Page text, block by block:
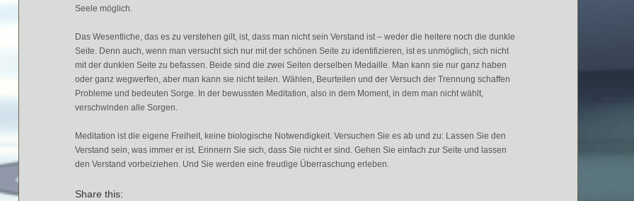
Seele möglich.
Das Wesentliche, das es zu verstehen gilt, ist, dass man nicht sein Verstand ist–weder die heitere noch die dunkle
Seite. Denn auch, wenn man versucht sich nur mit der schönen Seite zu identifizieren, ist es unmöglich, sich nicht
mit der dunklen Seite zu befassen. Beide sind die zwei Seiten derselben Medaille. Man kann sie nur ganz haben
oder ganz wegwerfen, aber man kann sie nicht teilen.Wählen, Beurteilen und der Versuch der Trennung schaffen
Probleme und bedeuten Sorge. In der bewussten Meditation, also in dem Moment, in dem man nicht wählt,
verschwinden alle Sorgen.
Meditation ist die eigene Freiheit, keine biologische Notwendigkeit. Versuchen Sie es ab und zu: Lassen Sie den
Verstand sein, was immer er ist. Erinnern Sie sich, dass Sie nicht er sind. Gehen Sie einfach zur Seite und lassen
den Verstand vorbeiziehen. Und Sie werden eine freudige Ü berraschung erleben.
Share this: